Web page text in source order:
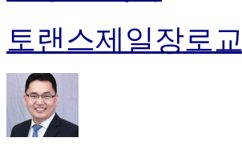
토랜스제일장로